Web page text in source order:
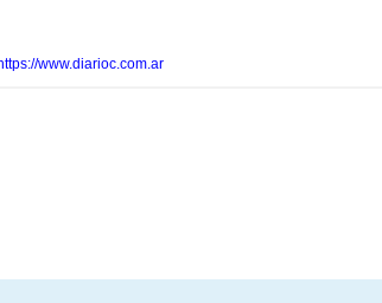
www.diarioc.com.ar